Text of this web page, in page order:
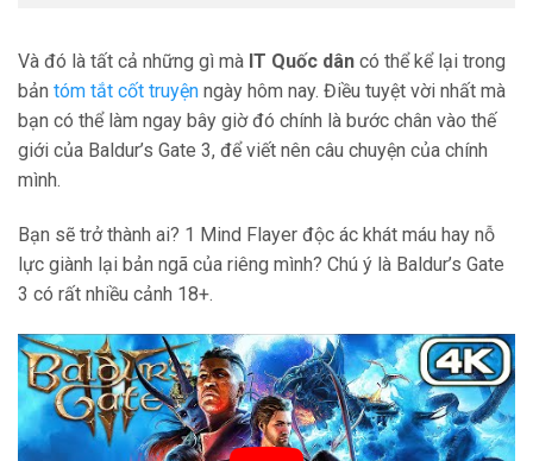
Và đó là tất cả những gì mà IT Quốc dân có thể kể lại trong
bản tóm tắt cốt truyện ngày hôm nay. Điều tuyệt vời nhất mà
bạn có thể làm ngay bây giờ đó chính là bước chân vào thế
giới của Baldur’s Gate 3, để viết nên câu chuyện của chính
mình.
Bạn sẽ trở thành ai? 1 Mind Flayer độc ác khát máu hay nỗ
lực giành lại bản ngã của riêng mình? Chú ý là Baldur’s Gate
3 có rất nhiều cảnh 18+.